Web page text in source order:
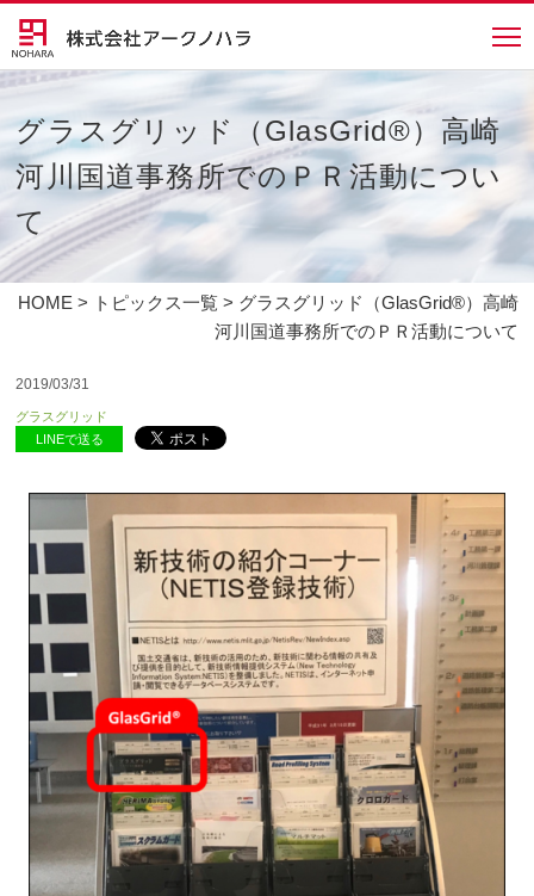
グラスグリッド（GlasGrid®）高崎
河川国道事務所でのＰＲ活動につい
て
HOME > トピックス一覧 > グラスグリッド（GlasGrid®）高崎
河川国道事務所でのＰＲ活動について
2019/03/31
グラスグリッド
LINEで送る